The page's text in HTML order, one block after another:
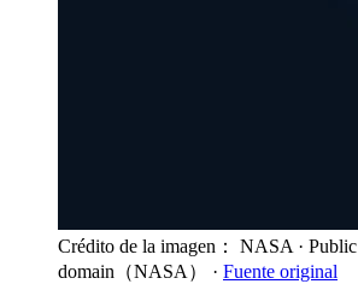
Crédito de la imagen： NASA · Public
domain（NASA）
· Fuente original